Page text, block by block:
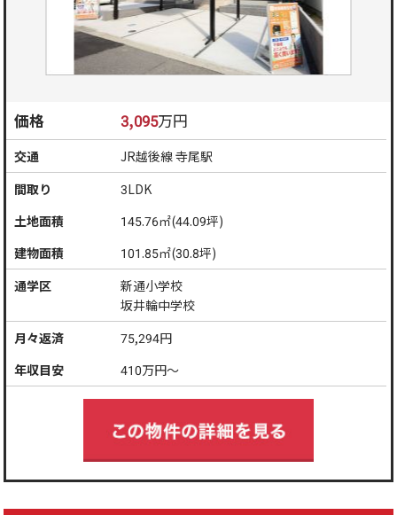
価格 3,095万円
交通
JR越後線 寺尾駅
間取り
3LDK
土地面積
145.76㎡(44.09坪)
建物面積
101.85㎡(30.8坪)
通学区
新通小学校
坂井輪中学校
月々返済
75,294円
年収目安
410万円～